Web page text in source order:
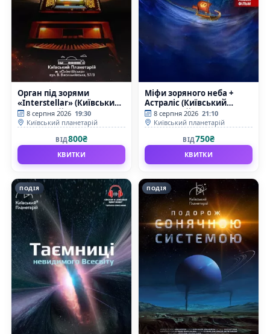
Орган під зорями
«Interstellar» (Київський
планетарій)
8 серпня 2026 19:30
Київський планетарій
ВІД800₴
КВИТКИ
Міфи зоряного неба +
Астраліс (Київський
планетарій)
8 серпня 2026 21:10
Київський планетарій
ВІД750₴
КВИТКИ
ПОДІЯ ПОДІЯ